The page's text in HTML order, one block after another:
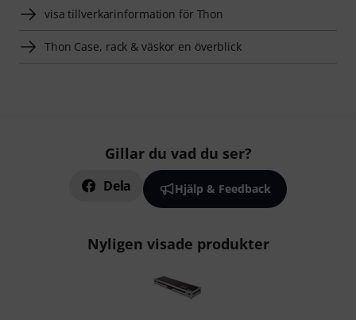
visa tillverkarinformation för Thon
Thon Case, rack & väskor en överblick
Gillar du vad du ser?
Dela Hjälp & Feedback
Nyligen visade produkter